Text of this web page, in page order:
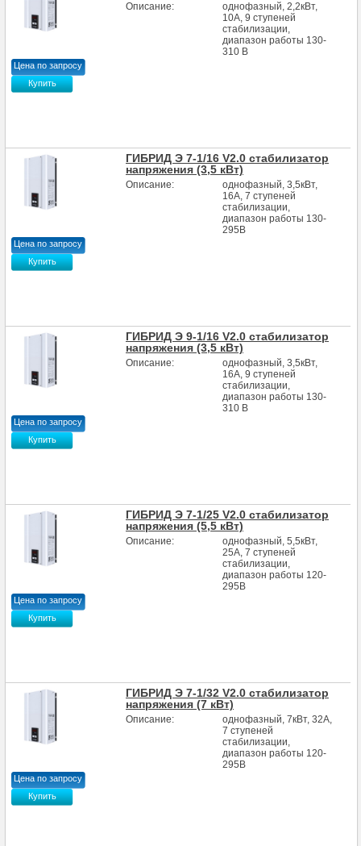
Описание:
однофазный, 2,2кВт,
10А, 9 ступеней
стабилизации,
диапазон работы 130-
310 В
Цена по запросу
Купить
ГИБРИД Э 7-1/16 V2.0 стабилизатор
напряжения (3,5 кВт)
Описание:
однофазный, 3,5кВт,
16А, 7 ступеней
стабилизации,
диапазон работы 130-
295В
Цена по запросу
Купить
ГИБРИД Э 9-1/16 V2.0 стабилизатор
напряжения (3,5 кВт)
Описание:
однофазный, 3,5кВт,
16А, 9 ступеней
стабилизации,
диапазон работы 130-
310 В
Цена по запросу
Купить
ГИБРИД Э 7-1/25 V2.0 стабилизатор
напряжения (5,5 кВт)
Описание:
однофазный, 5,5кВт,
25А, 7 ступеней
стабилизации,
диапазон работы 120-
295В
Цена по запросу
Купить
ГИБРИД Э 7-1/32 V2.0 стабилизатор
напряжения (7 кВт)
Описание:
однофазный, 7кВт, 32А,
7 ступеней
стабилизации,
диапазон работы 120-
295В
Цена по запросу
Купить